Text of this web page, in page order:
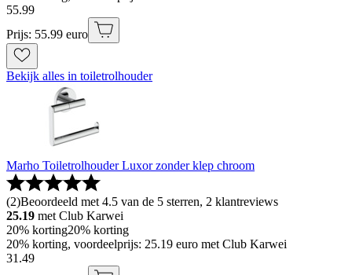
55.99
Prijs: 55.99 euro
Bekijk alles in toiletrolhouder
Marho Toiletrolhouder Luxor zonder klep chroom
(2)Beoordeeld met 4.5 van de 5 sterren, 2 klantreviews
25.19 met Club Karwei
20% korting20% korting
20% korting, voordeelprijs: 25.19 euro met Club Karwei
31 .49